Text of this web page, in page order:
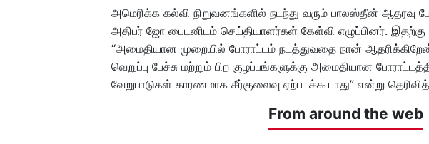
அமெரிக்க கல்வி நிறுவனங்களில் நடந்து வரும் பாலஸ்தீன் ஆதரவு
அதிபர் ஜோ பைடனிடம் செய்தியாளர்கள் கேள்வி எழுப்பினர்.
“அமைதியான முறையில் போராட்டம் நடத்துவதை நான்
வெறுப்பு பேச்சு மற்றும் பிற குழப்பங்களுக்கு அமைதியான
வேறுபாடுகள் காரணமாக சீர்குலைவு ஏற்படக்கூடாது” என்று
From around the web